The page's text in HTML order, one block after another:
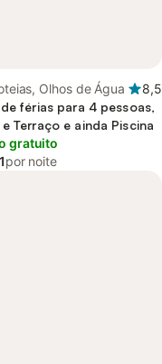
Olhos de Água
8,5
férias para 4 pessoas,
Terraço e ainda Piscina
gratuito
por noite